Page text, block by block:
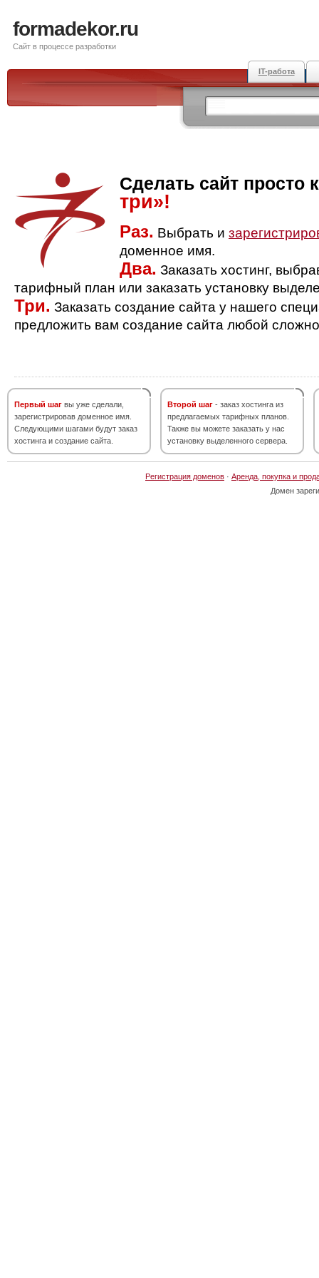
formadekor.ru
Сайт в процессе разработки
IT-работа
Сделать сайт просто
три»!
Раз. Выбрать и
доменное имя.
Два. Заказать хостинг,
тарифный план или заказать установку
Три. Заказать создание сайта у нашего
предложить вам создание сайта любой
Первый шаг вы уже сделали,
зарегистрировав доменное имя.
Следующими шагами будут заказ
хостинга и создание сайта.
Второй шаг - заказ хостинга из
предлагаемых тарифных планов.
Также вы можете заказать у нас
установку выделенного сервера.
Регистрация доменов · Аренда, покупка и
Домен